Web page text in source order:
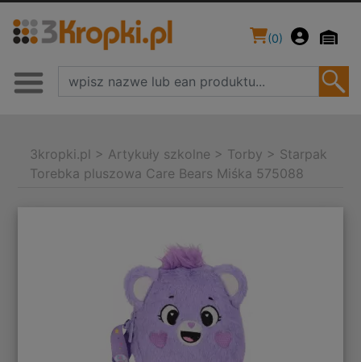
(0)
3kropki.pl > Artykuły szkolne > Torby > Starpak
Torebka pluszowa Care Bears Miśka 575088